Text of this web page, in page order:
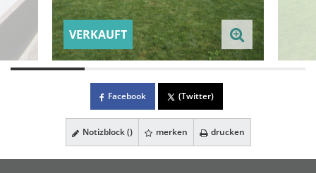
VERKAUFT
Facebook (Twitter)
Notizblock () merken drucken